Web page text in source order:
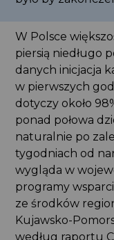
W Polsce
piersią niedługo
danych inicjacja
w pierwszych
dotyczy około
ponad połowa
naturalnie po
tygodniach od
wygląda w
programy
ze środków
Kujawsko-
według raportu